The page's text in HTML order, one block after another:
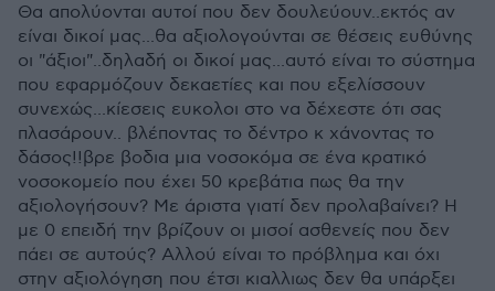
Θα απολύονται αυτοί που δεν δουλεύουν..εκτός αν
είναι δικοί μας...θα αξιολογούνται σε θέσεις ευθύνης
οι "άξιοι"..δηλαδή οι δικοί μας...αυτό είναι το σύστημα
που εφαρμόζουν δεκαετίες και που εξελίσσουν
συνεχώς...κίεσεις ευκολοι στο να δέχεστε ότι σας
πλασάρουν.. βλέποντας το δέντρο κ χάνοντας το
δάσος!!βρε βοδια μια νοσοκόμα σε ένα κρατικό
νοσοκομείο που έχει 50 κρεβάτια πως θα την
αξιολογήσουν? Με άριστα γιατί δεν προλαβαίνει? Η
με 0 επειδή την βρίζουν οι μισοί ασθενείς που δεν
πάει σε αυτούς? Αλλού είναι το πρόβλημα και όχι
στην αξιολόγηση που έτσι κιαλλιως δεν θα υπάρξει